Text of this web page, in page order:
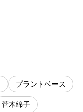
プラントベース
菅木綿子